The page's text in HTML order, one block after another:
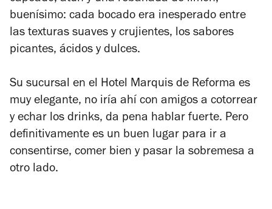
buenísimo: cada bocado era inesperado entre
las texturas suaves y crujientes, los sabores
picantes, ácidos y dulces.
Su sucursal en el Hotel Marquis de Reforma es
muy elegante, no iría ahí con amigos a cotorrear
y echar los drinks, da pena hablar fuerte. Pero
definitivamente es un buen lugar para ir a
consentirse, comer bien y pasar la sobremesa a
otro lado.